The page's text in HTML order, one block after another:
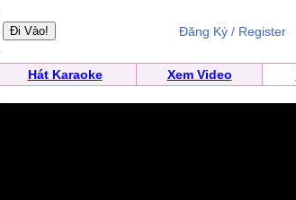
Đăng Ký / Register
Hát Karaoke Xem Video